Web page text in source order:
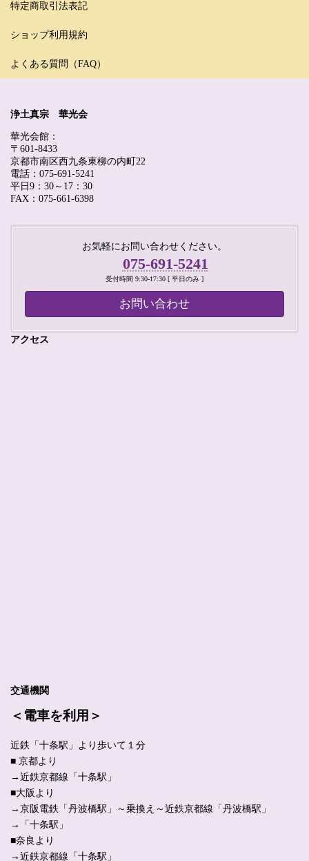
特定商取引法表記
ショップ利用規約
よくある質問（FAQ）
浄土真宗 華光会
華光会館：
〒601-8433
京都市南区西九条東柳の内町22
電話：075-691-5241
平日9：30～17：30
FAX：075-661-6398
お気軽にお問い合わせください。
075-691-5241
受付時間 9:30-17:30 [ 平日のみ ]
お問い合わせ
アクセス
交通機関
＜電車を利用＞
近鉄「十条駅」より歩いて１分
■ 京都より
→近鉄京都線「十条駅」
■大阪より
→京阪電鉄「丹波橋駅」～乗換え～近鉄京都線「丹波橋駅」
→「十条駅」
■奈良より
→近鉄京都線「十条駅」